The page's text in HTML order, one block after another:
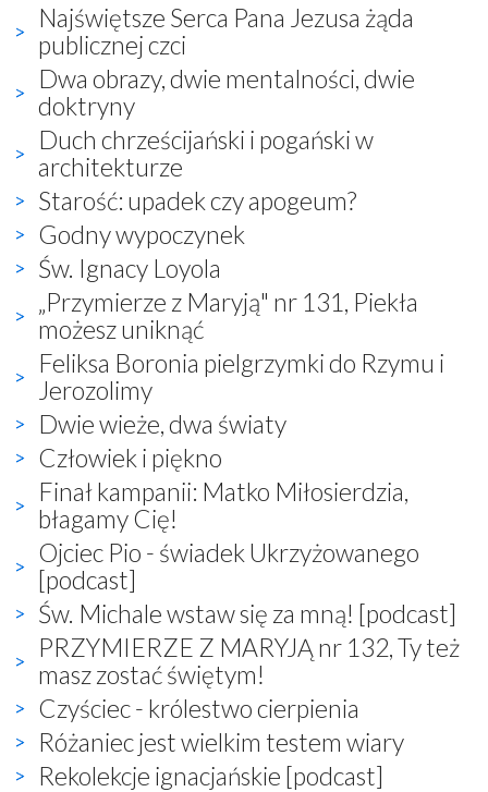
Najświętsze Serca Pana Jezusa żąda
publicznej czci
Dwa obrazy, dwie mentalności, dwie
doktryny
Duch chrześcijański i pogański w
architekturze
Starość: upadek czy apogeum?
Godny wypoczynek
Św. Ignacy Loyola
„Przymierze z Maryją" nr 131, Piekła
możesz uniknąć
Feliksa Boronia pielgrzymki do Rzymu i
Jerozolimy
Dwie wieże, dwa światy
Człowiek i piękno
Finał kampanii: Matko Miłosierdzia,
błagamy Cię!
Ojciec Pio - świadek Ukrzyżowanego
[podcast]
Św. Michale wstaw się za mną! [podcast]
PRZYMIERZE Z MARYJĄ nr 132, Ty też
masz zostać świętym!
Czyściec - królestwo cierpienia
Różaniec jest wielkim testem wiary
Rekolekcje ignacjańskie [podcast]